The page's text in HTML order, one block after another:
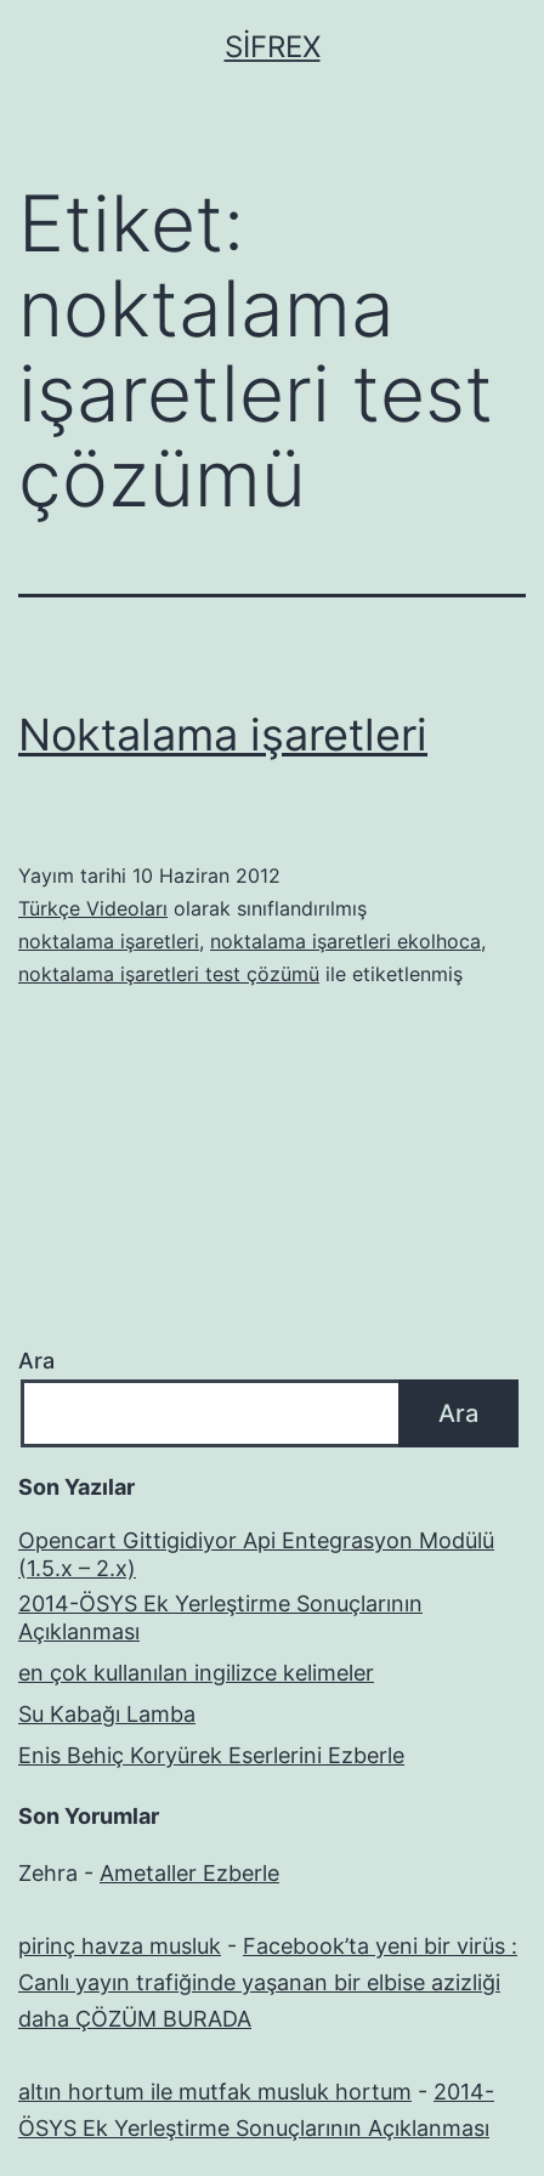
SIFREX
Etiket:
noktalama
işaretleri test
çözümü
Noktalama işaretleri
Yayım tarihi 10 Haziran 2012
Türkçe Videoları olarak sınıflandırılmış
noktalama işaretleri, noktalama işaretleri ekolhoca,
noktalama işaretleri test çözümü ile etiketlenmiş
Ara
Ara
Son Yazılar
Opencart Gittigidiyor Api Entegrasyon Modülü
(1.5.x – 2.x)
2014-ÖSYS Ek Yerleştirme Sonuçlarının
Açıklanması
en çok kullanılan ingilizce kelimeler
Su Kabağı Lamba
Enis Behiç Koryürek Eserlerini Ezberle
Son Yorumlar
Zehra - Ametaller Ezberle
pirinç havza musluk - Facebook’ta yeni bir virüs :
Canlı yayın trafiğinde yaşanan bir elbise azizliği
daha ÇÖZÜM BURADA
altın hortum ile mutfak musluk hortum - 2014-
ÖSYS Ek Yerleştirme Sonuçlarının Açıklanması